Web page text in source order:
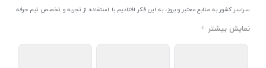
سراسر کشور به منابع معتبر و بروز، به این فکر افتادیم با استفاده از تجربه و تخصص تیم حرفه
ای اختبار خدمتی جدید به جامعه حقوقی ایران ارائه کنیم. به این منظور با راه اندازی و تجهیز